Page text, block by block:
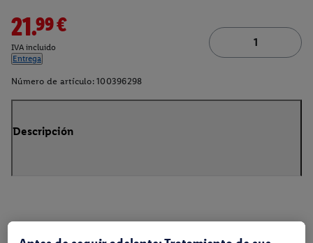
21.99€
IVA incluido
Entrega
Número de artículo: 100396298
Descripción